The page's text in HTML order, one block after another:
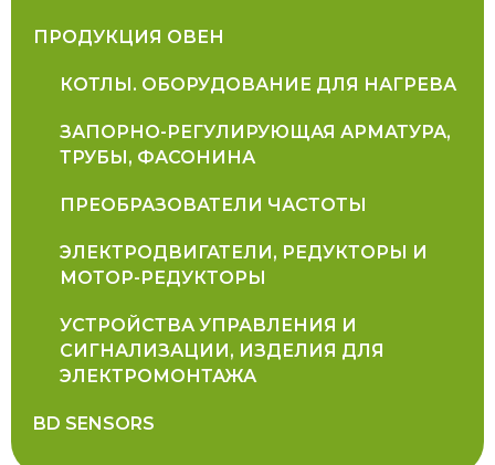
ПРОДУКЦИЯ ОВЕН
КОТЛЫ. ОБОРУДОВАНИЕ ДЛЯ НАГРЕВА
ЗАПОРНО-РЕГУЛИРУЮЩАЯ АРМАТУРА,
ТРУБЫ, ФАСОНИНА
ПРЕОБРАЗОВАТЕЛИ ЧАСТОТЫ
ЭЛЕКТРОДВИГАТЕЛИ, РЕДУКТОРЫ И
МОТОР-РЕДУКТОРЫ
УСТРОЙСТВА УПРАВЛЕНИЯ И
СИГНАЛИЗАЦИИ, ИЗДЕЛИЯ ДЛЯ
ЭЛЕКТРОМОНТАЖА
BD SENSORS